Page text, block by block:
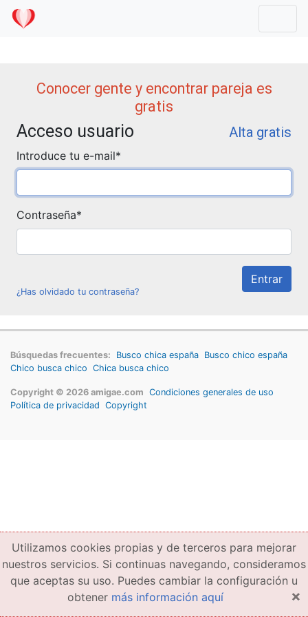
Conocer gente y encontrar pareja es
gratis
Acceso usuario Alta gratis
Introduce tu e-mail*
Contraseña*
¿Has olvidado tu contraseña?
Búsquedas frecuentes: Busco chica españa Busco chico españa
Chico busca chico Chica busca chico
Copyright © 2026 amigae.com Condiciones generales de uso
Política de privacidad Copyright
Utilizamos cookies propias y de terceros para mejorar
nuestros servicios. Si continuas navegando, consideramos
que aceptas su uso. Puedes cambiar la configuración u
obtener más información aquí ×